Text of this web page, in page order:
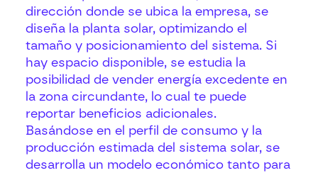
dirección donde se ubica la empresa, se
diseña la planta solar, optimizando el
tamaño y posicionamiento del sistema. Si
hay espacio disponible, se estudia la
posibilidad de vender energía excedente en
la zona circundante, lo cual te puede
reportar beneficios adicionales.
Basándose en el perfil de consumo y la
producción estimada del sistema solar, se
desarrolla un modelo económico tanto para